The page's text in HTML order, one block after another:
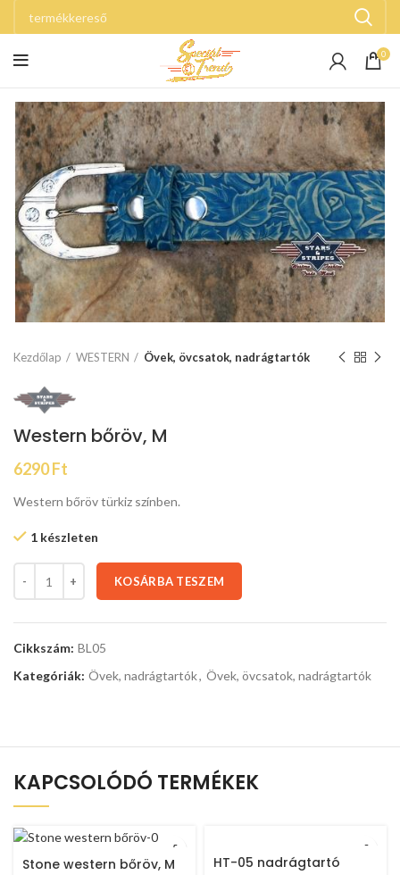
0
Kezdőlap WESTERN Övek, övcsatok, nadrágtartók
Western bőröv, M
6290Ft
Western bőröv türkiz színben.
1 készleten
KOSÁRBA TESZEM
Cikkszám: BL05
Kategóriák: Övek, nadrágtartók, Övek, övcsatok, nadrágtartók
KAPCSOLÓDÓ TERMÉKEK
Stone western bőröv, M HT-05 nadrágtartó